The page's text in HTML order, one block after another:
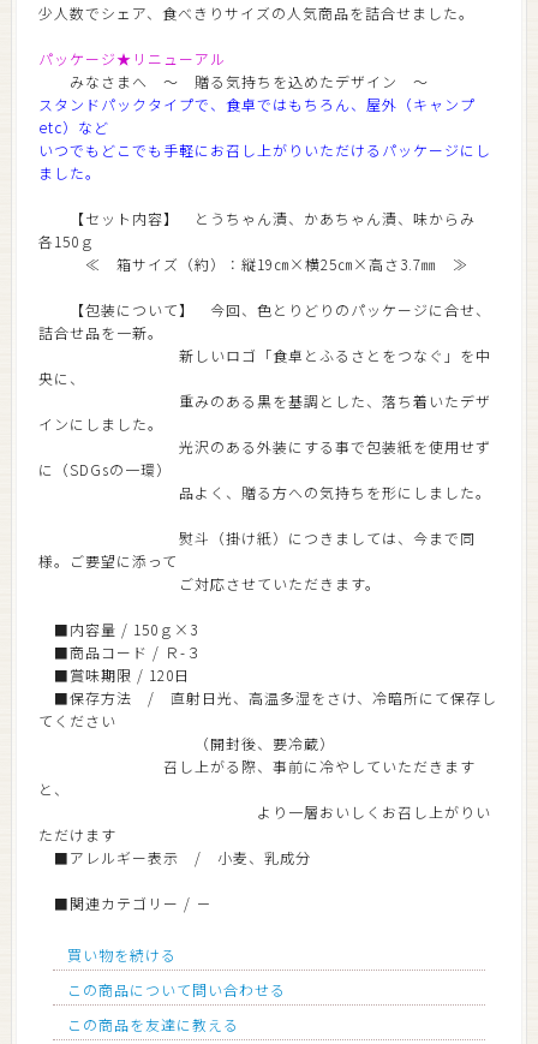
少人数でシェア、食べきりサイズの人気商品を詰合せました。
パッケージ★リニューアル
みなさまへ ～ 贈る気持ちを込めたデザイン ～
スタンドパックタイプで、食卓ではもちろん、屋外（キャンプ
etc）など
いつでもどこでも手軽にお召し上がりいただけるパッケージにし
ました。
【セット内容】 とうちゃん漬、かあちゃん漬、味からみ
各150ｇ
≪ 箱サイズ（約）：縦19㎝×横25㎝×高さ3.7㎜ ≫
【包装について】 今回、色とりどりのパッケージに合せ、
詰合せ品を一新。
新しいロゴ「食卓とふるさとをつなぐ」を中
央に、
重みのある黒を基調とした、落ち着いたデザ
インにしました。
光沢のある外装にする事で包装紙を使用せず
に（SDGsの一環）
品よく、贈る方への気持ちを形にしました。
熨斗（掛け紙）につきましては、今まで同
様。ご要望に添って
ご対応させていただきます。
■内容量 / 150ｇ×3
■商品コード / Ｒ-３
■賞味期限 / 120日
■保存方法 / 直射日光、高温多湿をさけ、冷暗所にて保存し
てください
（開封後、要冷蔵）
召し上がる際、事前に冷やしていただきます
と、
より一層おいしくお召し上がりい
ただけます
■アレルギー表示 / 小麦、乳成分
■関連カテゴリー / －
買い物を続ける
この商品について問い合わせる
この商品を友達に教える